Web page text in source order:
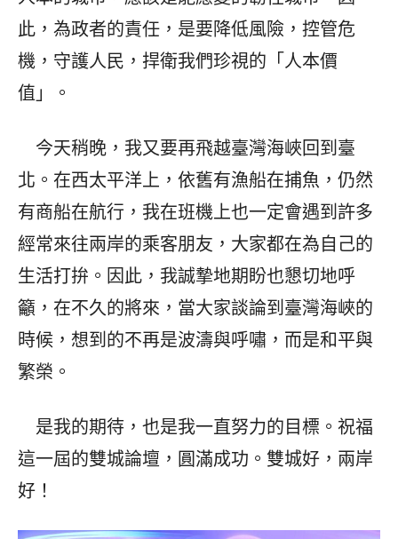
此，為政者的責任，是要降低風險，控管危
機，守護人民，捍衛我們珍視的「人本價
值」。
今天稍晚，我又要再飛越臺灣海峽回到臺
北。在西太平洋上，依舊有漁船在捕魚，仍然
有商船在航行，我在班機上也一定會遇到許多
經常來往兩岸的乘客朋友，大家都在為自己的
生活打拚。因此，我誠摯地期盼也懇切地呼
籲，在不久的將來，當大家談論到臺灣海峽的
時候，想到的不再是波濤與呼嘯，而是和平與
繁榮。
是我的期待，也是我一直努力的目標。祝福
這一屆的雙城論壇，圓滿成功。雙城好，兩岸
好！